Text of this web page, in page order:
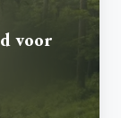
voor